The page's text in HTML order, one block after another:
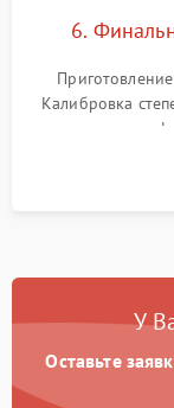
6.
Калибровка
плотности
качества
У
Оставьте